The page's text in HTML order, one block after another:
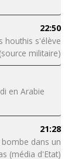
22:50
houthis s'élève
militaire)
en Arabie
21:28
dans un
(média d'Etat)